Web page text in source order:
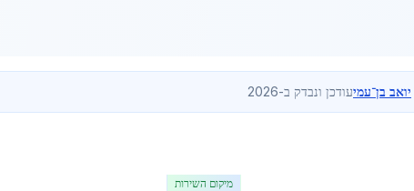
יואב בן־עמיעודכן ונבדק ב-2026
מיקום השירות